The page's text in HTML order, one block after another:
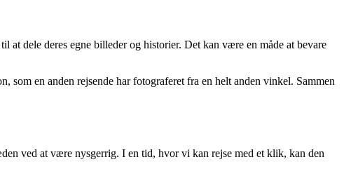
dele deres egne billeder og historier. Det kan være en måde at bevare
som en anden rejsende har fotograferet fra en helt anden vinkel. Sammen
ved at være nysgerrig. I en tid, hvor vi kan rejse med et klik, kan den